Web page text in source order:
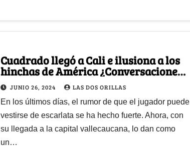
Cuadrado llegó a Cali e ilusiona a los
hinchas de América ¿Conversaciones
con Marcela Gómez?
JUNIO 26, 2024 LAS DOS ORILLAS
En los últimos días, el rumor de que el jugador puede
vestirse de escarlata se ha hecho fuerte. Ahora, con
su llegada a la capital vallecaucana, lo dan como
un…